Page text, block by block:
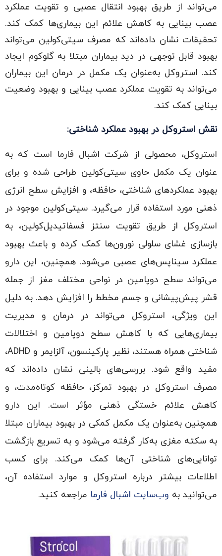
می‌تواند از طریق بهبود انتقال عصبی و تقویت عملکرد
عصب بینایی به کاهش علائم این بیماری‌ها کمک کند.
تحقیقات نشان داده‌اند که مصرف سیتی‌کولین می‌تواند
بهبود قابل توجهی در دید بیماران مبتلا به گلوکوم ایجاد
کند. استروکل به‌عنوان یک مکمل در درمان این بیماران
می‌تواند به تقویت عملکرد عصب بینایی و بهبود وضعیت
بینایی کمک کند.
نقش استروکل در بهبود عملکرد شناختی:
استروکل، محصولی از شرکت اشبال فارما است که به
عنوان یک مکمل حاوی سیتی‌کولین طراحی شده و برای
بهبود عملکردهای شناختی، حافظه، و افزایش سطح انرژی
ذهنی مورد استفاده قرار می‌گیرد. سیتی‌کولین موجود در
استروکل از طریق تقویت سنتز فسفاتیدیل‌کولین، به
بازسازی غشای سلولی نورون‌ها کمک کرده و باعث بهبود
عملکرد سیناپس‌های عصبی می‌شود. همچنین، این دارو
می‌تواند سطح دوپامین در نواحی مختلف مغز از جمله
قشر پیش‌پیشانی و جسم مخطط را افزایش دهد. به دلیل
این ویژگی، استروکل می‌تواند در درمان و مدیریت
بیماری‌هایی که با کاهش سطح دوپامین و اختلالات
شناختی همراه هستند، نظیر پارکینسون، آلزایمر و ADHD،
مفید واقع شود. بررسی‌های بالینی نشان داده‌اند که
مصرف استروکل در بهبود تمرکز، حافظه کوتاه‌مدت، و
کاهش علائم خستگی ذهنی مؤثر است. این دارو
همچنین به‌عنوان یک مکمل کمکی در بهبود بیماران مبتلا
به سکته مغزی به‌کار گرفته می‌شود و به تسریع بازگشت
توانایی‌های شناختی آن‌ها کمک می‌کند. برای کسب
اطلاعات بیشتر درباره استروکل و موارد استفاده آن،
می‌توانید به وب‌سایت اشبال فارما مراجعه کنید.